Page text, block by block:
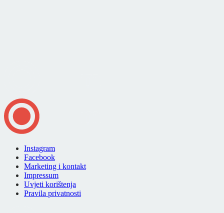
Instagram
Facebook
Marketing i kontakt
Impressum
Uvjeti korištenja
Pravila privatnosti